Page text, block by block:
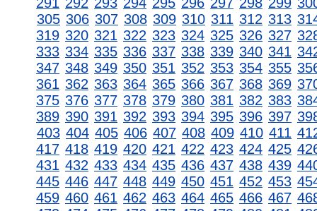
305 306 307 308 309 310 311 312 313
319 320 321 322 323 324 325 326 327
333 334 335 336 337 338 339 340 341
347 348 349 350 351 352 353 354 355
361 362 363 364 365 366 367 368 369
375 376 377 378 379 380 381 382 383
389 390 391 392 393 394 395 396 397
403 404 405 406 407 408 409 410 411
417 418 419 420 421 422 423 424 425
431 432 433 434 435 436 437 438 439
445 446 447 448 449 450 451 452 453
459 460 461 462 463 464 465 466 467